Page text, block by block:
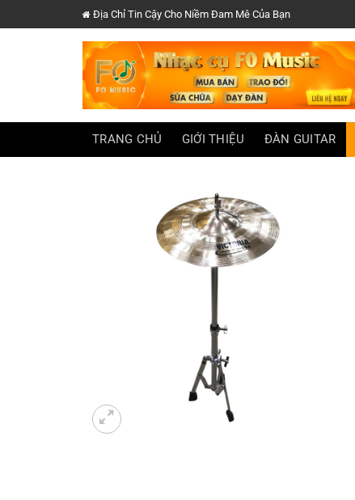
đến
Địa Chỉ Tin Cậy Cho Niềm Đam Mê Của Bạn
TRANG CHỦ GIỚI THIỆU ĐÀN GUITAR